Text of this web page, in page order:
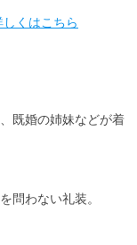
しくはこちら
既婚の姉妹などが着
問わない礼装。